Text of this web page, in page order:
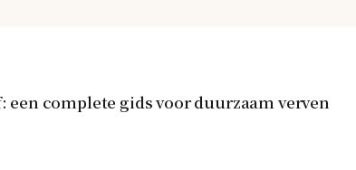
complete gids voor duurzaam verven